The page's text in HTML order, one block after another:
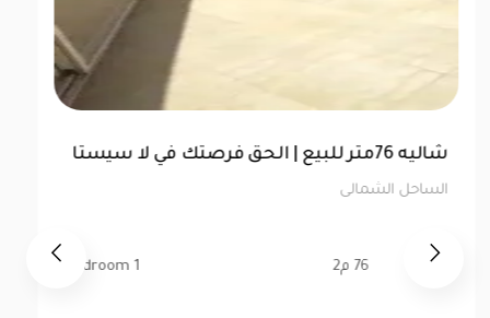
شاليه 76متر للبيع | الحق فرصتك في لا سيستا
الساحل الشمالى
76 م2 1 bedroom